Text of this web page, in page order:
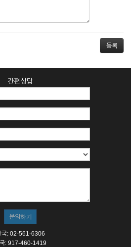
이한 경우로 인해 변경하고자 하는 경
며, 실명으로 등록하지 않은 자의 일
하여 신청할 경우
가 신청할 경우
해하거나, 정보를 도용한 경우
부정한 용도로 본 서비스를 이용할
낙 없이 전재, 변조, 복사하여 이용하
사항을 위반하며 신청하는 경우
중지)
장, 기술적인 이유, 국가비상사태, 정
사전 공지나 예고 없이 서비스의 전
영구적으로 중지할 수 있습니다.
공할 수 없는 합당한 사유가 발생한
간편상담
국: 02-561-6306
: 917-460-1419